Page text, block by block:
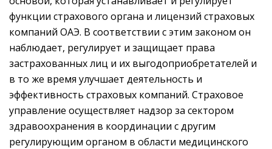
функции страхового органа и лицензий страховых
компаний ОАЭ. В соответствии с этим законом он
наблюдает, регулирует и защищает права
застрахованных лиц и их выгодоприобретателей и
в то же время улучшает деятельность и
эффективность страховых компаний. Страховое
управление осуществляет надзор за сектором
здравоохранения в координации с другим
регулирующим органом в области медицинского